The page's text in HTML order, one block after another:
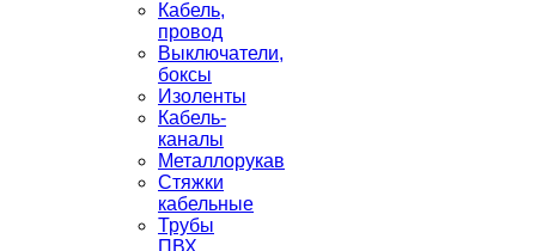
Кабель,
провод
Выключатели,
боксы
Изоленты
Кабель-
каналы
Металлорукав
Стяжки
кабельные
Трубы